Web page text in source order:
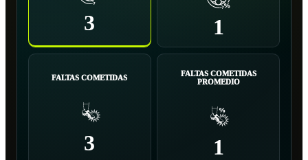
3 1
FALTAS COMETIDAS
3
FALTAS COMETIDAS
PROMEDIO
1